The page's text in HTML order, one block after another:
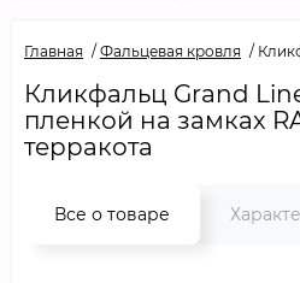
Главная Фальцевая кровля
Кликфальц Grand
пленкой на замках
терракота
Все о товаре